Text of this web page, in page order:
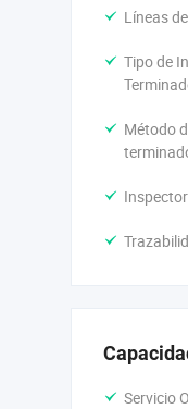
Líneas
Tipo de
Método
Servicio